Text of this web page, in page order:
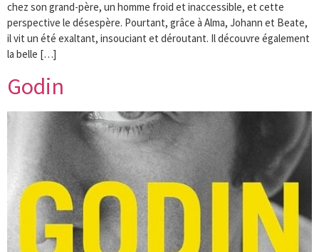
chez son grand-père, un homme froid et inaccessible, et cette
perspective le désespère. Pourtant, grâce à Alma, Johann et Beate,
il vit un été exaltant, insouciant et déroutant. Il découvre également
la belle […]
Godin